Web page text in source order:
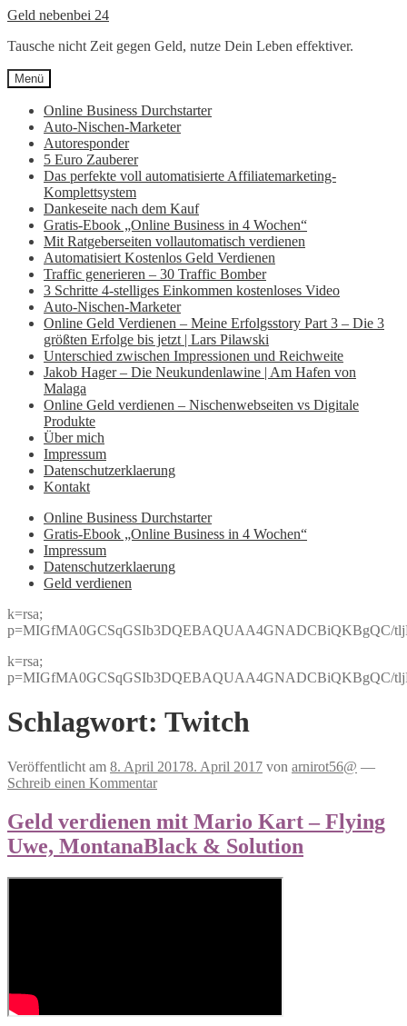
Zur
springen
Zum
springen
Geld nebenbei 24
Tausche nicht Zeit gegen Geld, nutze Dein Leben effektiver.
Menü
Online Business Durchstarter
Auto-Nischen-Marketer
Autoresponder
5 Euro Zauberer
Das perfekte voll automatisierte Affiliatemarketing-
Komplettsystem
Dankeseite nach dem Kauf
Gratis-Ebook „Online Business in 4 Wochen“
Mit Ratgeberseiten vollautomatisch verdienen
Automatisiert Kostenlos Geld Verdienen
Traffic generieren – 30 Traffic Bomber
3 Schritte 4-stelliges Einkommen kostenloses Video
Auto-Nischen-Marketer
Online Geld Verdienen – Meine Erfolgsstory Part 3 – Die 3
größten Erfolge bis jetzt | Lars Pilawski
Unterschied zwischen Impressionen und Reichweite
Jakob Hager – Die Neukundenlawine | Am Hafen von
Malaga
Online Geld verdienen – Nischenwebseiten vs Digitale
Produkte
Über mich
Impressum
Datenschutzerklaerung
Kontakt
Online Business Durchstarter
Gratis-Ebook „Online Business in 4 Wochen“
Impressum
Datenschutzerklaerung
Geld verdienen
k=rsa;
p=MIGfMA0GCSqGSIb3DQEBAQUAA4GNADCBiQKBgQC/
k=rsa;
p=MIGfMA0GCSqGSIb3DQEBAQUAA4GNADCBiQKBgQC/
Schlagwort: Twitch
Veröffentlicht am 8. April 20178. April 2017 von arnirot56@ —
Schreib einen Kommentar
Geld verdienen mit Mario Kart – Flying
Uwe, MontanaBlack & Solution